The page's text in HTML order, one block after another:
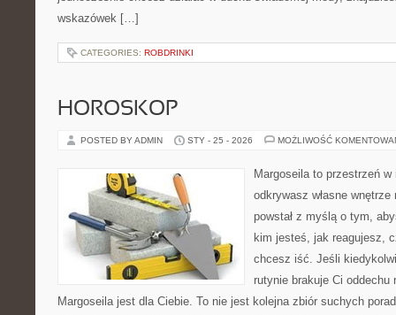
wskazówek […]
CATEGORIES: ROBDRINKI
HOROSKOP
POSTED BY ADMIN STY - 25 - 2026 MOŻLIWOŚĆ
Margoseila to przestrzeń
odkrywasz własne
powstał z myślą o tym,
kim jesteś, jak reagujesz,
chcesz iść. Jeśli
rutynie brakuje Ci oddechu
Margoseila jest dla Ciebie. To nie jest kolejna zbiór suchych